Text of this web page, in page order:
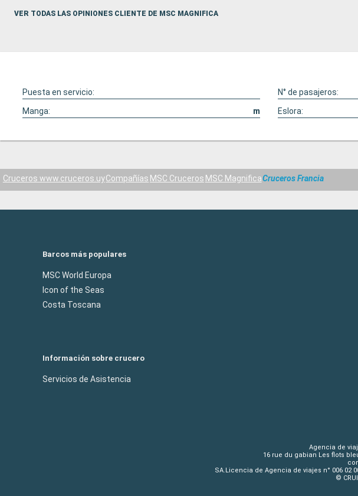
VER TODAS LAS OPINIONES CLIENTE DE MSC MAGNIFICA
Puesta en servicio: N° de pasajeros:
Manga:
m Eslora:
Cruceros www.cruceros.uyCompañías MSC Cruceros MSC MagnificaCruceros Francia
Barcos más populares
MSC World Europa
Icon of the Seas
Costa Toscana
Información sobre crucero
Servicios de Asistencia
Agencia de
16 rue du gabian Les flots
SA.Licencia de Agencia de viajes n° 006 02
©